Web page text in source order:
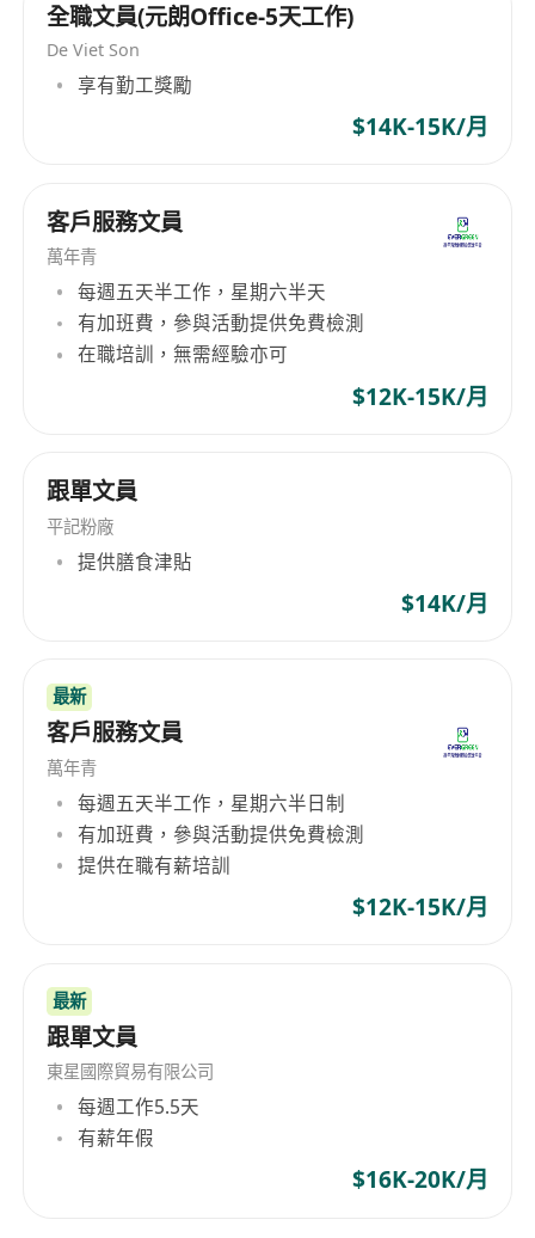
全職文員(元朗Office-5天工作)
De Viet Son
享有勤工獎勵
$14K-15K/月
客戶服務文員
萬年青
每週五天半工作，星期六半天
有加班費，參與活動提供免費檢測
在職培訓，無需經驗亦可
$12K-15K/月
跟單文員
平記粉廠
提供膳食津貼
$14K/月
最新
客戶服務文員
萬年青
每週五天半工作，星期六半日制
有加班費，參與活動提供免費檢測
提供在職有薪培訓
$12K-15K/月
最新
跟單文員
東星國際貿易有限公司
每週工作5.5天
有薪年假
$16K-20K/月